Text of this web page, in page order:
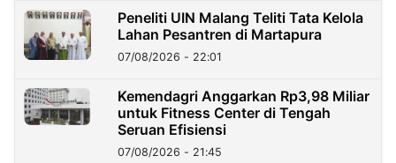
Peneliti UIN Malang Teliti Tata Kelola
Lahan Pesantren di Martapura
07/08/2026 - 22:01
Kemendagri Anggarkan Rp3,98 Miliar
untuk Fitness Center di Tengah
Seruan Efisiensi
07/08/2026 - 21:45